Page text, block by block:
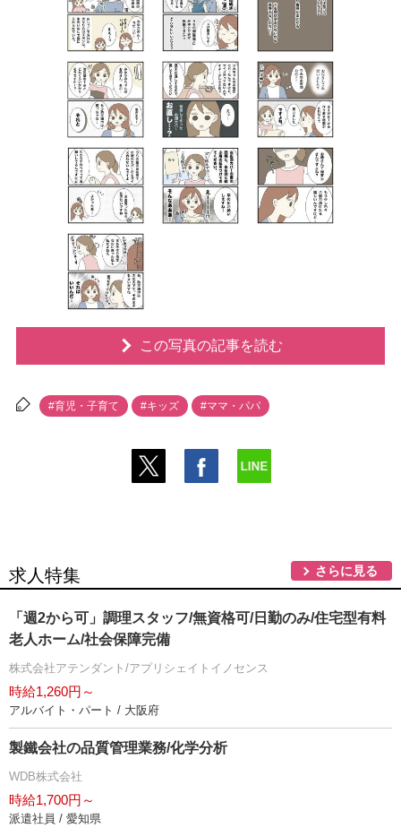
この写真の記事を読む
#育児・子育て #キッズ #ママ・パパ
求人特集 さらに見る
「週2から可」調理スタッフ/無資格可/日勤のみ/住宅型有料
老人ホーム/社会保障完備
株式会社アテンダント/アプリシェイトイノセンス
時給1,260円～
アルバイト・パート / 大阪府
製鐵会社の品質管理業務/化学分析
WDB株式会社
時給1,700円～
派遣社員 / 愛知県